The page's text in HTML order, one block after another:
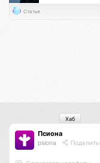
Статья
Псиона
psiona
Хаб